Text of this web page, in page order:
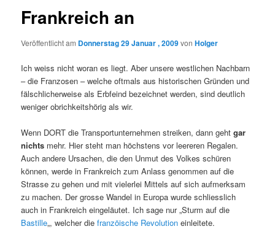
Frankreich an
Veröffentlicht am Donnerstag 29 Januar , 2009vonHolger
Ich weiss nicht woran es liegt. Aber unsere westlichen Nachbarn
– die Franzosen – welche oftmals aus historischen Gründen und
fälschlicherweise als Erbfeind bezeichnet werden, sind deutlich
weniger obrichkeitshörig als wir.
Wenn DORT die Transportunternehmen streiken, dann gehtgar
nichts mehr. Hier steht man höchstens vor leereren Regalen.
Auch andere Ursachen, die den Unmut des Volkes schüren
können, werde in Frankreich zum Anlass genommen auf die
Strasse zu gehen und mit vielerlei Mittels auf sich aufmerksam
zu machen. Der grosse Wandel in Europa wurde schliesslich
auch in Frankreich eingeläutet. Ich sage nur „Sturm auf die
Bastille„, welcher diefranzöische Revolution einleitete.